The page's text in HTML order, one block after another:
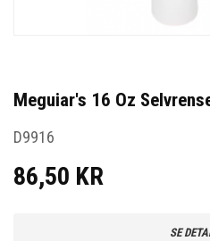
Meguiar's 16 Oz
D9916
86,50 KR
SE